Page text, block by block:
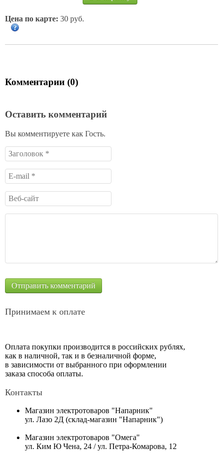
Цена по карте: 30 руб.
Комментарии (0)
Оставить комментарий
Вы комментируете как Гость.
Принимаем к оплате
Оплата покупки производится в российских рублях,
как в наличной, так и в безналичной форме,
в зависимости от выбранного при оформлении
заказа способа оплаты.
Контакты
Магазин электротоваров "Напарник"
ул. Лазо 2Д (склад-магазин "Напарник")
Магазин электротоваров "Омега"
ул. Ким Ю Чена, 24 / ул. Петра-Комарова, 12